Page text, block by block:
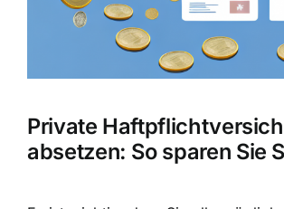
Hausratversicherung
Berufsunfähigkeitsversicherung
Weitere Tarifvergleiche
Private
absetzen: So sparen Sie